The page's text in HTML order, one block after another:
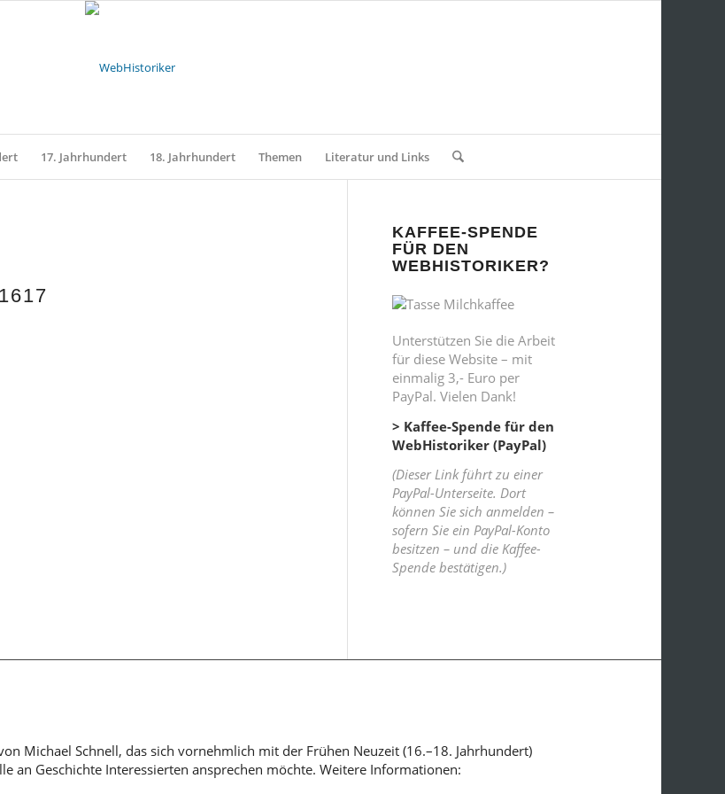
17. Jahrhundert 18. Jahrhundert Themen Literatur und Links
KAFFEE-SPENDE
FÜR DEN
WEBHISTORIKER?
Unterstützen Sie die Arbeit
für diese Website – mit
einmalig 3,- Euro per
PayPal. Vielen Dank!
> Kaffee-Spende für den
WebHistoriker (PayPal)
(Dieser Link führt zu einer
PayPal-Unterseite. Dort
können Sie sich anmelden –
sofern Sie ein PayPal-Konto
besitzen – und die Kaffee-
Spende bestätigen.)
Michael Schnell, das sich vornehmlich mit der Frühen Neuzeit (16.–18. Jahrhundert)
an Geschichte Interessierten ansprechen möchte. Weitere Informationen: